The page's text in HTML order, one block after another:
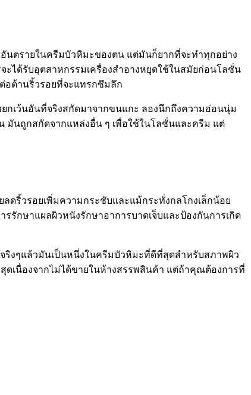
นตรายในครีมบัวหิมะของตน แต่มันก็ยากที่จะทำทุกอย่าง
ะได้รับอุตสาหกรรมเครื่องสำอางหยุดใช้ในสมัยก่อนโลชั่น
อต้านริ้วรอยที่จะแทรกซึมลึก
เว้นอันที่จริงสกัดมาจากขนแกะ ลองนึกถึงความอ่อนนุ่ม
มันถูกสกัดจากแหล่งอื่น ๆ เพื่อใช้ในโลชั่นและครีม แต่
ดริ้วรอยเพิ่มความกระชับและแม้กระทั่งกลโกงเล็กน้อย
รักษาแผลผิวหนังรักษาอาการบาดเจ็บและป้องกันการเกิด
ริงๆแล้วมันเป็นหนึ่งในครีมบัวหิมะที่ดีที่สุดสำหรับสภาพผิว
เนื่องจากไม่ได้ขายในห้างสรรพสินค้า แต่ถ้าคุณต้องการที่